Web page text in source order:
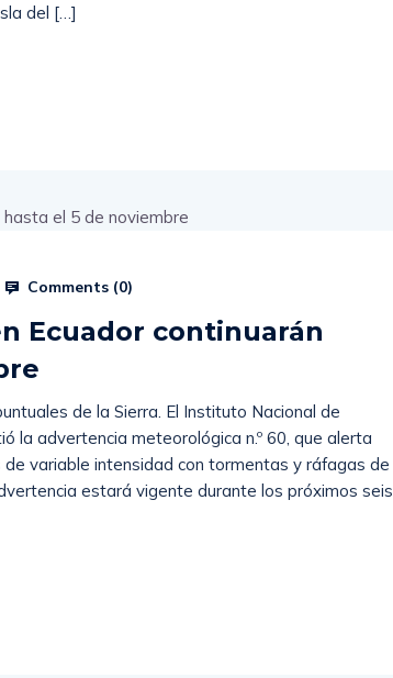
del […]
Comments (0)
Ecuador continuarán
de la Sierra. El Instituto Nacional de
la advertencia meteorológica n.º 60, que alerta
variable intensidad con tormentas y ráfagas de
estará vigente durante los próximos seis